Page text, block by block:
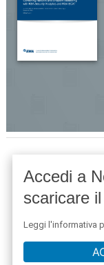
Accedi a
scaricare
Leggi l'informativa